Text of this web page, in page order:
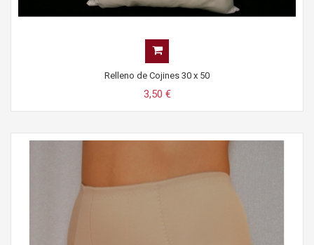
Relleno de Cojines 30 x 50
3,50 €